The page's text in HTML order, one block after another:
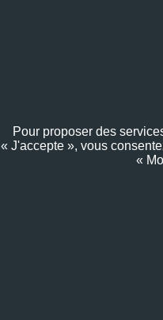
Pour proposer des
« J'accepte », vous
«